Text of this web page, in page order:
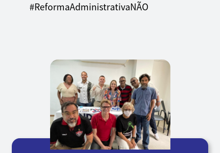
#ReformaAdministrativaNÃO